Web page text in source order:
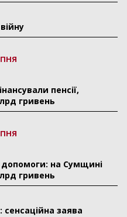
пенсії,
гривень
допомоги: на Сумщині
гривень
сенсаційна заява